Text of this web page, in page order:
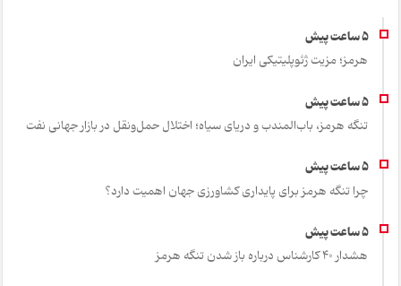
هرمز؛ مزیت ژئوپلیتیکی ایران
تنگه هرمز، باب‌المندب و دریای سیاه؛ اختلال حمل‌ونقل در بازار جهانی نفت
چرا تنگه هرمز برای پایداری کشاورزی جهان اهمیت دارد؟
هشدار 40 کارشناس درباره باز شدن تنگه هرمز